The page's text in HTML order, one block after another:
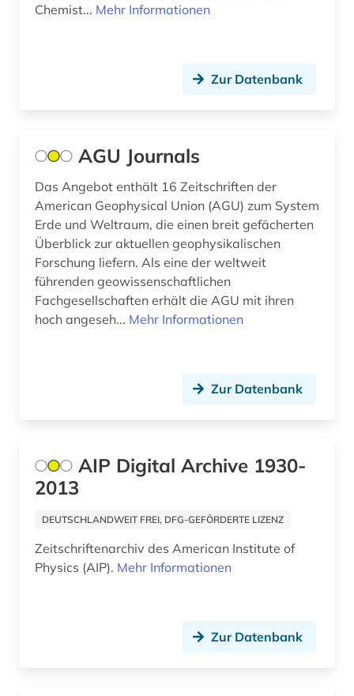
din-norm (1)
divina commedia (1)
e-book (1)
e-learning (2)
einstein (3)
elektronische enzyklopädie (1)
elektronisches buch (33)
Chemist... Mehr Informationen
Zur Datenbank
AGU Journals
Das Angebot enthält 16 Zeitschriften der
American Geophysical Union (AGU) zum System
Erde und Weltraum, die einen breit gefächerten
Überblick zur aktuellen geophysikalischen
Forschung liefern. Als eine der weltweit
führenden geowissenschaftlichen
Fachgesellschaften erhält die AGU mit ihren
hoch angeseh... Mehr Informationen
Zur Datenbank
AIP Digital Archive 1930-
2013
DEUTSCHLANDWEIT FREI, DFG-GEFÖRDERTE LIZENZ
Zeitschriftenarchiv des American Institute of
Physics (AIP). Mehr Informationen
Zur Datenbank